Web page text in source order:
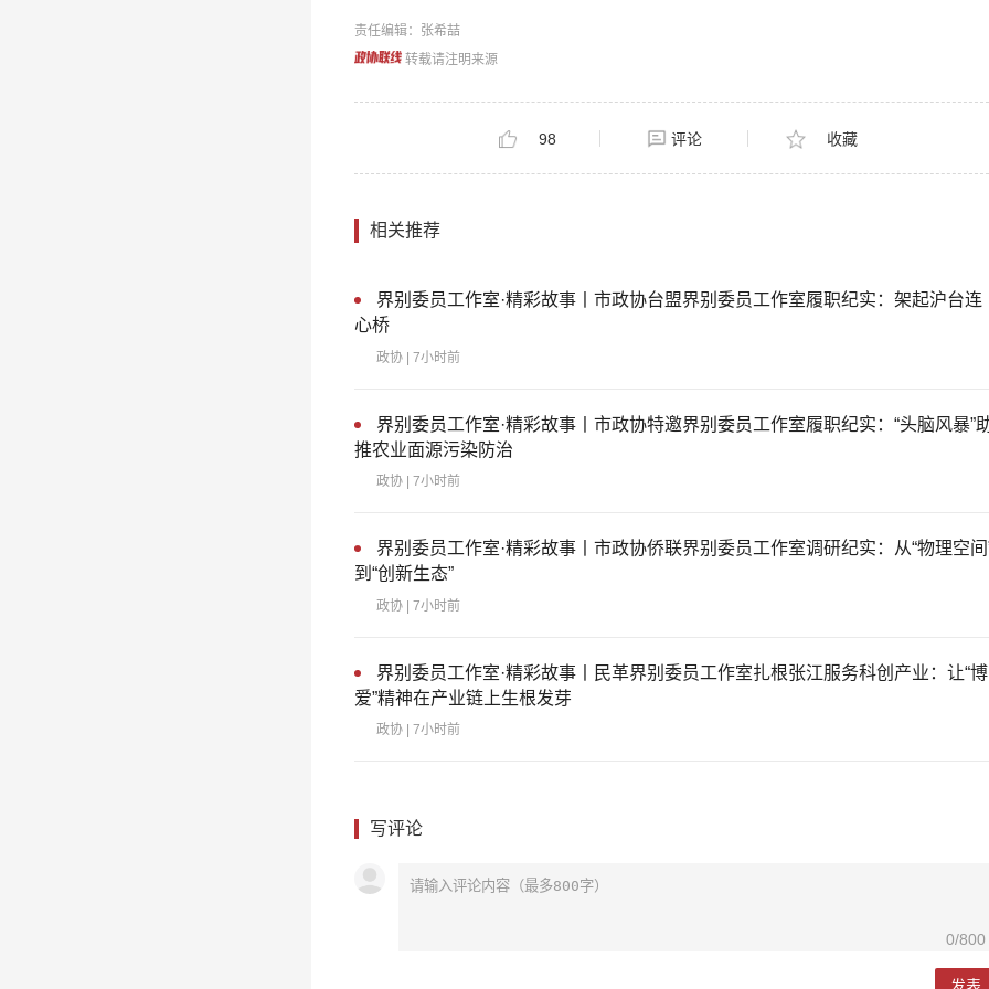
责任编辑：张希喆
转载请注明来源
98 评论 收藏
相关推荐
界别委员工作室·精彩故事丨市政协台盟界别委员工作室履职纪实：架起沪台连
心桥
政协 | 7小时前
界别委员工作室·精彩故事丨市政协特邀界别委员工作室履职纪实：“头脑风暴”
推农业面源污染防治
政协 | 7小时前
界别委员工作室·精彩故事丨市政协侨联界别委员工作室调研纪实：从“物理空间
到“创新生态”
政协 | 7小时前
界别委员工作室·精彩故事丨民革界别委员工作室扎根张江服务科创产业：让“博
爱”精神在产业链上生根发芽
政协 | 7小时前
写评论
0/800